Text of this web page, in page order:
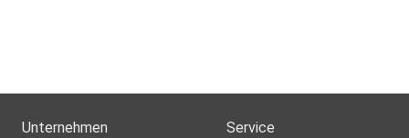
Unternehmen Service